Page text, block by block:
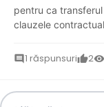
pentru ca
clauzele
comment 1 răspunsurithumb_up2visibility